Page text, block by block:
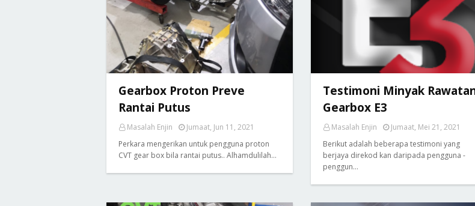
Gearbox Proton Preve
Rantai Putus
Masalah Enjin
Jumaat, Jun 11, 2021
Perkara mengerikan untuk pengguna proton
CVT gear box bila rantai putus.. Alhamdulilah…
Testimoni Minyak
Gearbox E3
Masalah Enjin
Jumaat, Mei 21, 2021
Berikut adalah beberapa testimoni yang
berjaya direkod kan daripada pengguna -
penggun…